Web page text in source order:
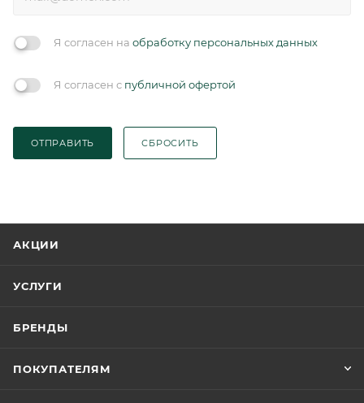
Я согласен на обработку персональных данных
Я согласен с публичной офертой
ОТПРАВИТЬ СБРОСИТЬ
АКЦИИ
УСЛУГИ
БРЕНДЫ
ПОКУПАТЕЛЯМ